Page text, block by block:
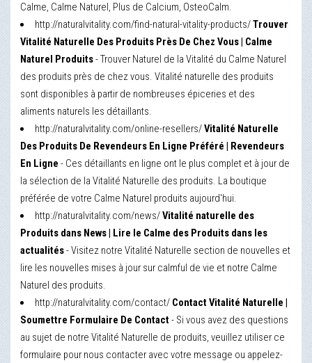
Calme, Calme Naturel, Plus de Calcium, OsteoCalm.
http://naturalvitality.com/find-natural-vitality-products/Trouver
Vitalité Naturelle Des Produits Près De Chez Vous | Calme
Naturel Produits- Trouver Naturel de la Vitalité du Calme Naturel
des produits près de chez vous. Vitalité naturelle des produits
sont disponibles à partir de nombreuses épiceries et des
aliments naturels les détaillants.
http://naturalvitality.com/online-resellers/Vitalité Naturelle
Des Produits De Revendeurs En Ligne Préféré | Revendeurs
En Ligne - Ces détaillants en ligne ont le plus complet et à jour de
la sélection de la Vitalité Naturelle des produits. La boutique
préférée de votre Calme Naturel produits aujourd'hui.
http://naturalvitality.com/news/Vitalité naturelle des
Produits dans News | Lire le Calme des Produits dans les
actualités- Visitez notre Vitalité Naturelle section de nouvelles et
lire les nouvelles mises à jour sur calmful de vie et notre Calme
Naturel des produits.
http://naturalvitality.com/contact/ Contact Vitalité Naturelle |
Soumettre Formulaire De Contact - Si vous avez des questions
au sujet de notre Vitalité Naturelle de produits, veuillez utiliser ce
formulaire pour nous contacter avec votre message ou appelez-